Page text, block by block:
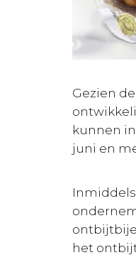
Gezien
kunnen
juni en
het